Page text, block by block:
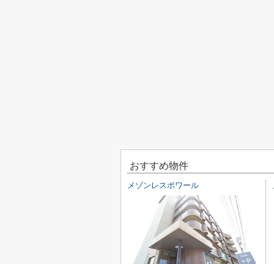
おすすめ物件
メゾンレスポワール